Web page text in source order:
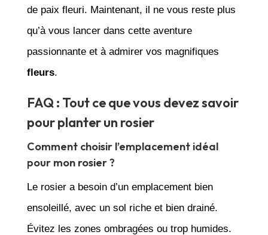
de paix fleuri. Maintenant, il ne vous reste plus
qu’à vous lancer dans cette aventure
passionnante et à admirer vos magnifiques
fleurs.
FAQ : Tout ce que vous devez savoir
pour planter un rosier
Comment choisir l’emplacement idéal
pour mon rosier ?
Le rosier a besoin d’un emplacement bien
ensoleillé, avec un sol riche et bien drainé.
Évitez les zones ombragées ou trop humides.